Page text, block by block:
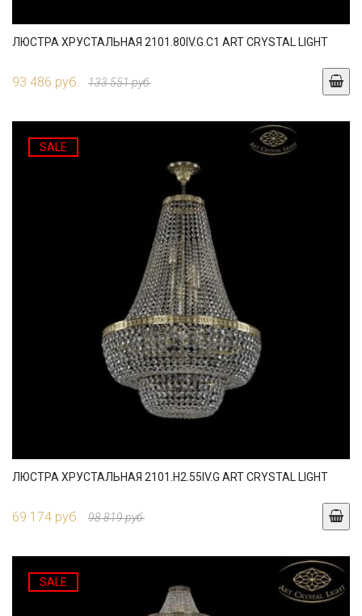
ЛЮСТРА ХРУСТАЛЬНАЯ 2101.80IV.G.C1 ART CRYSTAL LIGHT
93 486 руб. 133 551 руб.
SALE
ЛЮСТРА ХРУСТАЛЬНАЯ 2101.H2.55IV.G ART CRYSTAL LIGHT
69 174 руб. 98 819 руб.
SALE